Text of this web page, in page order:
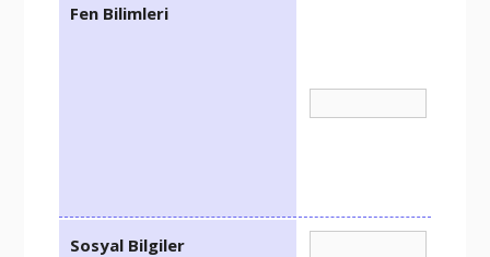
Fen Bilimleri
Sosyal Bilgiler